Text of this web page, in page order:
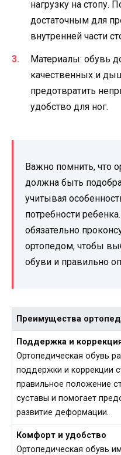
нагрузку на стопу.
достаточным для
внутренней части
Материалы: обувь
качественных и
предотвратить
удобство для ног.
Важно помнить, что
должна быть
учитывая
потребности
обязательно
ортопедом, чтобы
обуви и правильно
Преимущества
Поддержка и
Ортопедическая обувь
поддержки и коррекции
правильное положение
суставы и помогает
развитие деформации.
Комфорт и удобство
Ортопедическая обувь